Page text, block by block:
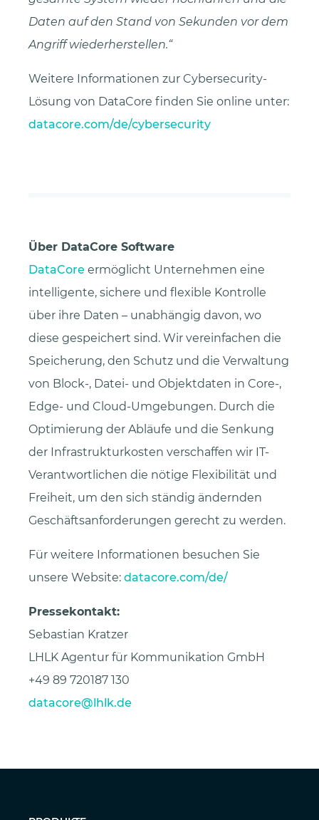
Daten auf den Stand von Sekunden vor dem
Angriff wiederherstellen.“
Weitere Informationen zur Cybersecurity-
Lösung von DataCore finden Sie online unter:
datacore.com/de/cybersecurity
Über DataCore Software
DataCore ermöglicht Unternehmen eine
intelligente, sichere und flexible Kontrolle
über ihre Daten – unabhängig davon, wo
diese gespeichert sind. Wir vereinfachen die
Speicherung, den Schutz und die Verwaltung
von Block-, Datei- und Objektdaten in Core-,
Edge- und Cloud-Umgebungen. Durch die
Optimierung der Abläufe und die Senkung
der Infrastrukturkosten verschaffen wir IT-
Verantwortlichen die nötige Flexibilität und
Freiheit, um den sich ständig ändernden
Geschäftsanforderungen gerecht zu werden.
Für weitere Informationen besuchen Sie
unsere Website: datacore.com/de/
Pressekontakt:
Sebastian Kratzer
LHLK Agentur für Kommunikation GmbH
+49 89 720187 130
datacore@lhlk.de